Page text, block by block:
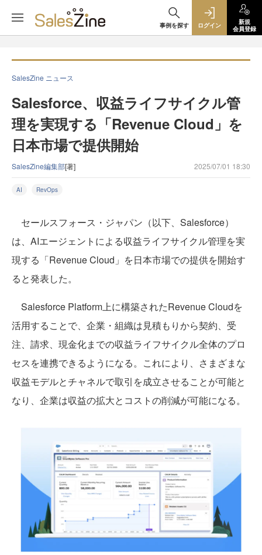
事例を探す ログイン
新規
会員登録
SalesZine ニュース
Salesforce、収益ライフサイクル管
理を実現する「Revenue Cloud」を
日本市場で提供開始
SalesZine編集部[著] 2025/07/01 18:30
AI RevOps
セールスフォース・ジャパン（以下、Salesforce）
は、AIエージェントによる収益ライフサイクル管理を実
現する「Revenue Cloud」を日本市場での提供を開始す
ると発表した。
Salesforce Platform上に構築されたRevenue Cloudを
活用することで、企業・組織は見積もりから契約、受
注、請求、現金化までの収益ライフサイクル全体のプロ
セスを連携できるようになる。これにより、さまざまな
収益モデルとチャネルで取引を成立させることが可能と
なり、企業は収益の拡大とコストの削減が可能になる。